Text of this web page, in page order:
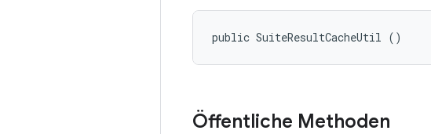
public SuiteResultCacheUtil ()
Öffentliche Methoden